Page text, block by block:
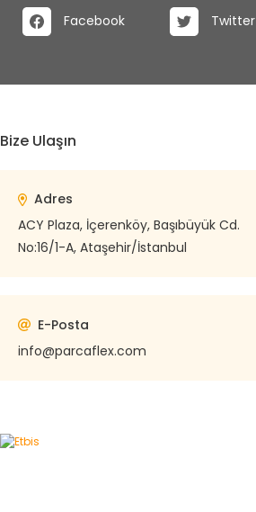
Facebook Twitter
Bize Ulaşın
Adres
ACY Plaza, İçerenköy, Başıbüyük Cd.
No:16/1-A, Ataşehir/İstanbul
E-Posta
info@parcaflex.com